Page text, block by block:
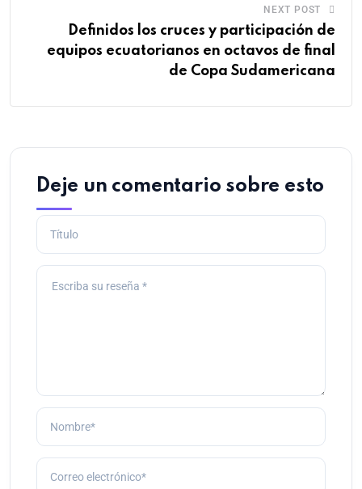
NEXT POST
Definidos los cruces y participación de
equipos ecuatorianos en octavos de final
de Copa Sudamericana
Deje un comentario sobre esto